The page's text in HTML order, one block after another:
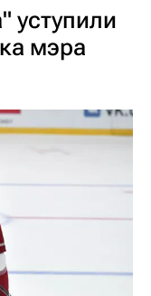
уступили
мэра